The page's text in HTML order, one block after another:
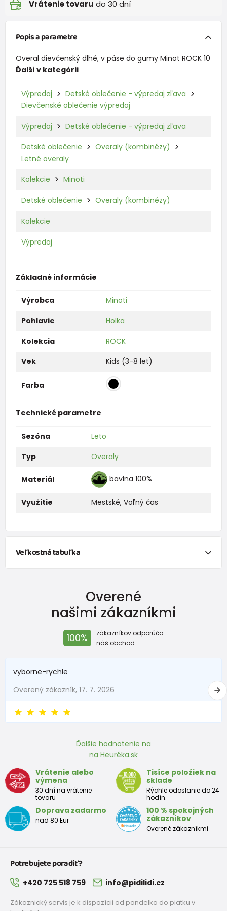
Vrátenie tovaru do 30 dní
Popis a parametre
Overal dievčenský dlhé, v páse do gumy Minot ROCK 10
Ďalší v kategórii
Výpredaj
Detské oblečenie - výpredaj zľava
Dievčenské oblečenie výpredaj
Výpredaj Detské oblečenie - výpredaj zľava
Detské oblečenie
Overaly (kombinézy)
Letné overaly
Kolekcie Minoti
Detské oblečenie Overaly (kombinézy)
Kolekcie
Výpredaj
Základné informácie
Výrobca
Minoti
Pohlavie
Holka
Kolekcia
ROCK
Vek
Kids (3-8 let)
Farba
Technické parametre
Sezóna
Leto
Typ
Overaly
Materiál bavlna 100%
Využitie Mestské, Voľný čas
Veľkostná tabuľka
Výška (cm)
New Baby do 50 do 3,4
Do 1 mesiaca do 56 do 4,5
6 - 9 mesiace 68 -74 8 - 9,5
9 - 12 mesiace 74-80 9,5 - 11
Približná tabuľka veľkosti batoľaťa
Veľkosť
Výška
(cm)
Prsia
(cm)
Pás
(cm)
(cm)
12
mesiacov
68 - 80 47 52
2 roky
3 roky 55
Overené
našimi zákazníkmi
100%
zákazníkov odporúča
náš obchod
vyborne-rychle
Overený zákazník, 17. 7. 2026
Ďalšie hodnotenie na
na Heuréka.sk
Vrátenie alebo
výmena
30 dní na vrátenie
tovaru
Tisíce položiek na
sklade
Rýchle odoslanie do 24
hodín.
Doprava zadarmo
nad 80 Eur
100 % spokojných
zákazníkov
Overené zákazníkmi
Potrebujete poradiť?
+420 725 518 759 info@pidilidi.cz
Zákaznický servis je k dispozícii od pondelka do piatku v